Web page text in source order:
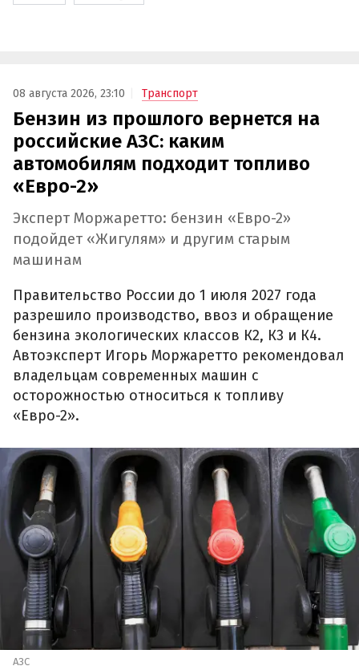
08 августа 2026, 23:10 Транспорт
Бензин из прошлого вернется на
российские АЗС: каким
автомобилям подходит топливо
«Евро-2»
Эксперт Моржаретто: бензин «Евро-2»
подойдет «Жигулям» и другим старым
машинам
Правительство России до 1 июля 2027 года
разрешило производство, ввоз и обращение
бензина экологических классов К2, К3 и К4.
Автоэксперт Игорь Моржаретто рекомендовал
владельцам современных машин с
осторожностью относиться к топливу
«Евро-2».
АЗС